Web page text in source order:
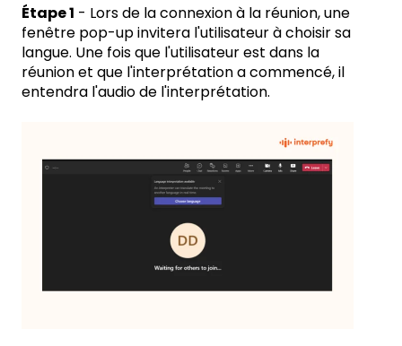
Étape 1 - Lors de la connexion à la réunion, une
fenêtre pop-up invitera l'utilisateur à choisir sa
langue. Une fois que l'utilisateur est dans la
réunion et que l'interprétation a commencé, il
entendra l'audio de l'interprétation.